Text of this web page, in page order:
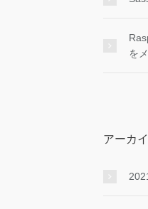
を
アーカ